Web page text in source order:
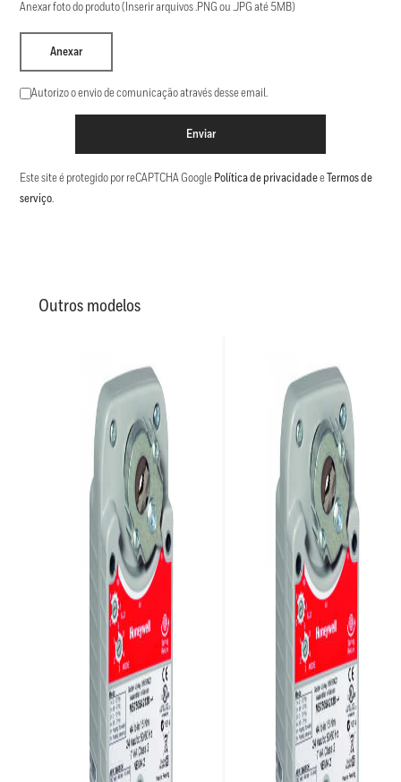
Anexar foto do produto (Inserir arquivos .PNG ou .JPG até 5MB)
Anexar
Autorizo o envio de comunicação através desse email.
Enviar
Este site é protegido por reCAPTCHA Google Política de privacidadee Termos de
serviço.
Outros modelos